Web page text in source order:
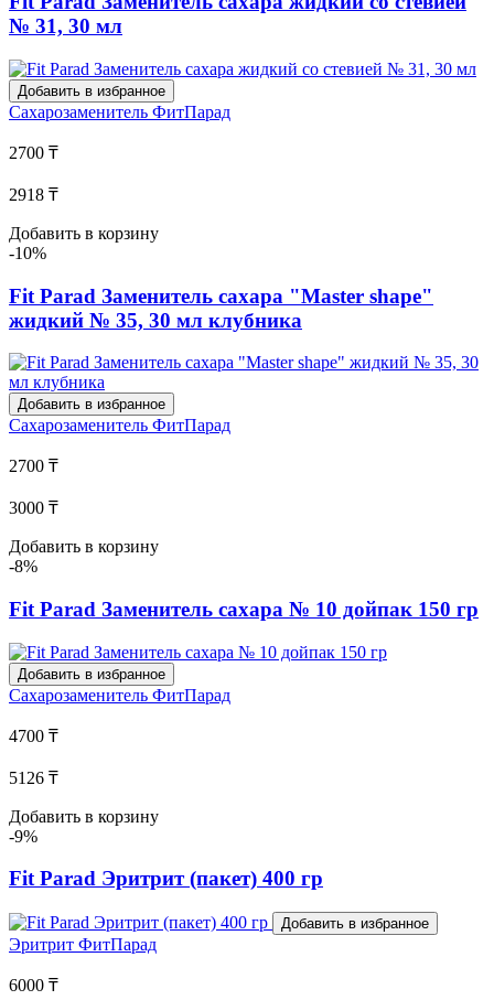
№ 31, 30 мл
Добавить в избранное
Сахарозаменитель ФитПарад
2700 ₸
2918 ₸
Добавить в корзину
-10%
Fit Parad Заменитель сахара "Master shape"
жидкий № 35, 30 мл клубника
Добавить в избранное
Сахарозаменитель ФитПарад
2700 ₸
3000 ₸
Добавить в корзину
-8%
Fit Parad Заменитель сахара № 10 дойпак 150 гр
Добавить в избранное
Сахарозаменитель ФитПарад
4700 ₸
5126 ₸
Добавить в корзину
-9%
Fit Parad Эритрит (пакет) 400 гр
Добавить в избранное
Эритрит ФитПарад
6000 ₸